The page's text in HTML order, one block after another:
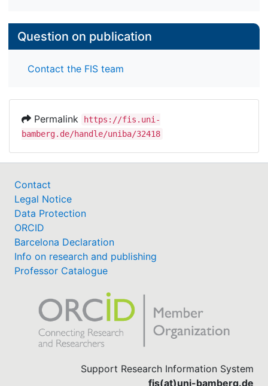
Question on publication
Contact the FIS team
Permalink
https://fis.uni-
bamberg.de/handle/uniba/32418
Contact
Legal Notice
Data Protection
ORCID
Barcelona Declaration
Info on research and publishing
Professor Catalogue
Support Research Information System
fis(at)uni-bamberg.de